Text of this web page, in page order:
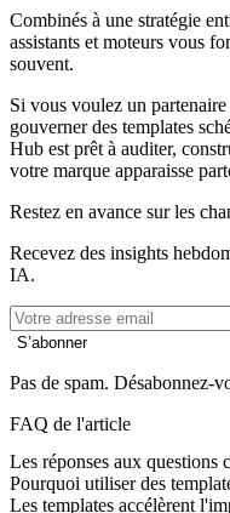
Combinés à une stratégie
assistants et moteurs vous
souvent.
Si vous voulez un
gouverner des templates
Hub est prêt à auditer,
votre marque apparaisse
Restez en avance sur les
Recevez des insights
IA.
S’abonner
Pas de spam. Désabonnez-
FAQ de l'article
Les réponses aux questions
Pourquoi utiliser des
Les templates accélèrent